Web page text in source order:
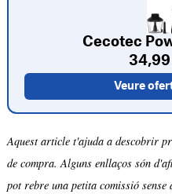
Cecotec
Veure
Aquest article t'ajuda a descobrir
de compra. Alguns enllaços són
pot rebre una petita comissió